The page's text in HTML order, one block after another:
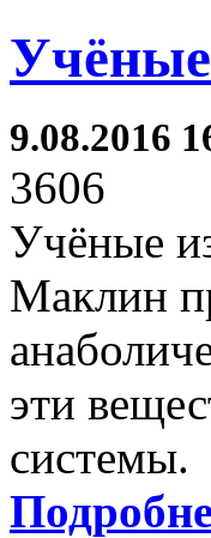
9.08.2016
3606
Учёные
Маклин
эти
системы.